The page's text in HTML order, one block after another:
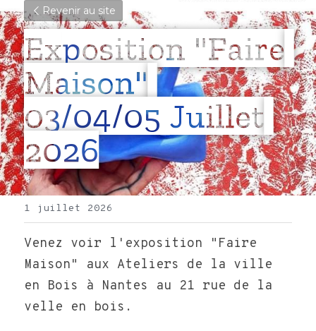
Revenir au site
Exposition "Faire
Maison"
03/04/05 Juillet
2026
1 juillet 2026
Venez voir l'exposition "Faire
Maison" aux Ateliers de la ville
en Bois à Nantes au 21 rue de la
velle en bois.